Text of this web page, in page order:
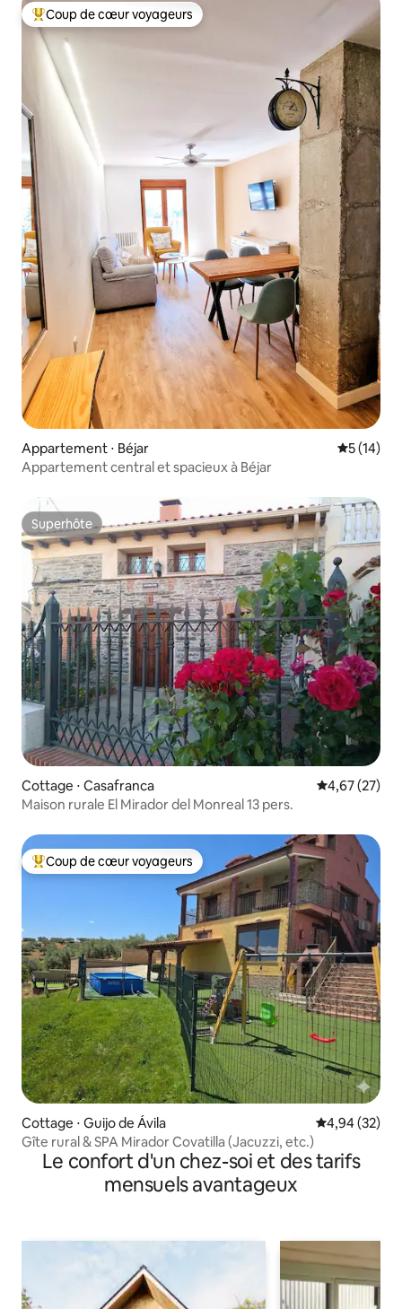
Coups de cœur voyageurs les plus appréciés
Coup de cœur voyageurs
Appartement ⋅ Béjar
5 (14)
Appartement central et spacieux à Béjar
Superhôte
Superhôte
Cottage ⋅ Casafranca Évaluation
4,67 (27)
Maison rurale El Mirador del Monreal 13 pers.
Coups de cœur voyageurs les plus appréciés
Coup de cœur voyageurs
Cottage ⋅ Guijo de Ávila Évaluation
4,94 (32)
Gîte rural & SPA Mirador Covatilla (Jacuzzi, etc.)
Le confort d'un chez-soi et des tarifs
mensuels avantageux